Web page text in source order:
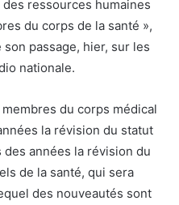
ressources humaines
du corps de la santé »,
passage, hier, sur les
nationale.
du corps médical
la révision du statut
années la révision du
de la santé, qui sera
des nouveautés sont